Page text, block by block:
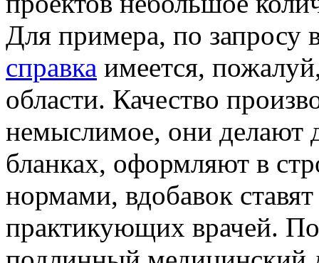
Для примера, по запросу
справка имеется,
области. Качество
немыслимое, они делают
бланках, оформляют в
нормами, вдобавок
практикующих врачей.